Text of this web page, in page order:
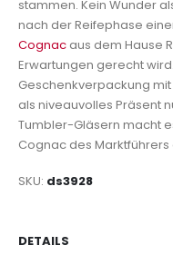
stammen. Kein Wunder
nach der Reifephase
Cognac aus dem Hause
Erwartungen gerecht
Geschenkverpackung
als niveauvolles Präsent
Tumbler-Gläsern macht
Cognac des
SKU ds3928
DETAILS